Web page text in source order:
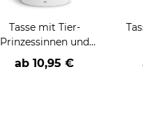
Tasse mit Tier-
Prinzessinnen und
verschiedenen
Sprüchen
ab 10,95 €